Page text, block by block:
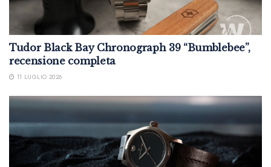
Tudor Black Bay Chronograph 39 “Bumblebee”,
recensione completa
11 LUGLIO 2026